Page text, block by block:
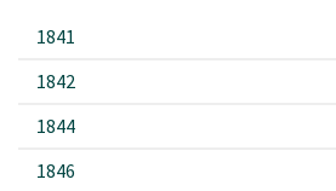
1841
1842
1844
1846